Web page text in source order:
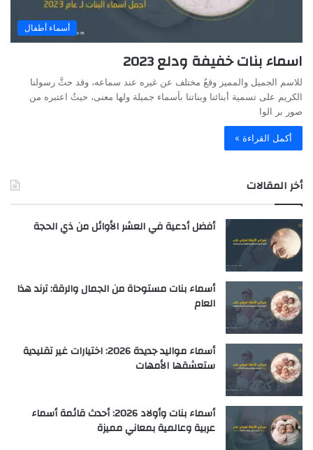
أسماء أطفال
اسماء بنات خفيفة ودلع 2023
للاسم الجميل والمميز وقعٌ مختلف عن غيره عند سماعه، وقد حثَّ رسولنا
الكريم على تسمية أبنائنا وبناتنا بأسماء جميلة ولها معنى، حيثُ اعتبره من
صور بر الوا
أكمل القراءة »
أخر المقالات
أفضل أدعية في العشر الأوائل من ذي الحجة
أسماء بنات مستوحاة من الجمال والرقة: ترند هذا
العام
أسماء مواليد جديدة 2026: اختيارات غير تقليدية
ستعشقها الأمهات
أسماء بنات وأولاد 2026: أحدث قائمة أسماء
عربية وعالمية بمعاني مميزة